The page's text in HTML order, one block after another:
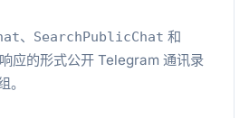
、 SearchPublicChat 和
应的形式公开 Telegram 通讯录
。